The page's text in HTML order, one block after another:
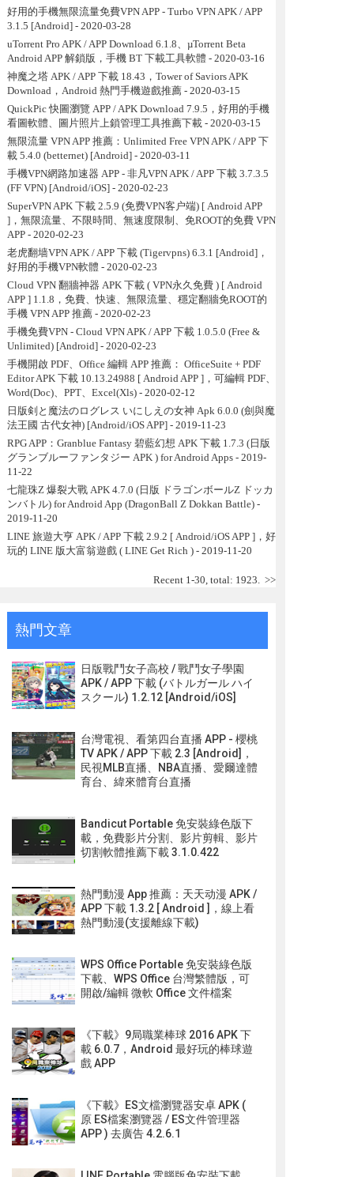
好用的手機無限流量免費VPN APP - Turbo VPN APK / APP
3.1.5 [Android]- 2020-03-28
uTorrent Pro APK / APP Download 6.1.8、µTorrent Beta
Android APP 解鎖版，手機 BT 下載工具軟體 - 2020-03-16
神魔之塔 APK / APP 下載 18.43，Tower of Saviors APK
Download，Android 熱門手機遊戲推薦- 2020-03-15
QuickPic 快圖瀏覽 APP / APK Download 7.9.5，好用的手機
看圖軟體、圖片照片上鎖管理工具推薦下載- 2020-03-15
無限流量 VPN APP 推薦：Unlimited Free VPN APK / APP 下
載 5.4.0 (betternet) [Android]- 2020-03-11
手機VPN網路加速器 APP - 非凡VPN APK / APP 下載 3.7.3.5
(FF VPN) [Android/iOS]- 2020-02-23
SuperVPN APK 下載 2.5.9 (免费VPN客户端) [ Android APP
]，無限流量、不限時間、無速度限制、免ROOT的免費 VPN
APP- 2020-02-23
老虎翻墙VPN APK / APP 下載 (Tigervpns) 6.3.1 [Android]，
好用的手機VPN軟體 - 2020-02-23
Cloud VPN 翻牆神器 APK 下載 ( VPN永久免費 ) [ Android
APP ] 1.1.8，免費、快速、無限流量、穩定翻牆免ROOT的
手機 VPN APP 推薦- 2020-02-23
手機免費VPN - Cloud VPN APK / APP 下載 1.0.5.0 (Free &
Unlimited) [Android]- 2020-02-23
手機開啟 PDF、Office 編輯 APP 推薦： OfficeSuite + PDF
Editor APK 下載 10.13.24988 [ Android APP ]，可編輯 PDF、
Word(Doc)、PPT、Excel(Xls)- 2020-02-12
日版剣と魔法のログレス いにしえの女神 Apk 6.0.0 (劍與魔
法王國 古代女神) [Android/iOS APP]- 2019-11-23
RPG APP：Granblue Fantasy 碧藍幻想 APK 下載 1.7.3 (日版
グランブルーファンタジー APK ) for Android Apps - 2019-
11-22
七龍珠Z 爆裂大戰 APK 4.7.0 (日版 ドラゴンボールZ ドッカ
ンバトル) for Android App (DragonBall Z Dokkan Battle)-
2019-11-20
LINE 旅遊大亨 APK / APP 下載 2.9.2 [ Android/iOS APP ]，好
玩的 LINE 版大富翁遊戲 ( LINE Get Rich )- 2019-11-20
Recent 1-30, total: 1923. >>
熱門文章
日版戰鬥女子高校 / 戰鬥女子學園
APK / APP 下載 (バトルガール ハイ
スクール) 1.2.12 [Android/iOS]
台灣電視、看第四台直播 APP - 櫻桃
TV APK / APP 下載 2.3 [Android]，
民視MLB直播、NBA直播、愛爾達體
育台、緯來體育台直播
Bandicut Portable 免安裝綠色版下
載，免費影片分割、影片剪輯、影片
切割軟體推薦下載 3.1.0.422
熱門動漫 App 推薦：天天动漫 APK /
APP 下載 1.3.2 [ Android ]，線上看
熱門動漫(支援離線下載)
WPS Office Portable 免安裝綠色版
下載、WPS Office 台灣繁體版，可
開啟/編輯 微軟 Office 文件檔案
《下載》9局職業棒球 2016 APK 下
載 6.0.7，Android 最好玩的棒球遊
戲 APP
《下載》ES文檔瀏覽器安卓 APK (
原 ES檔案瀏覽器 / ES文件管理器
APP ) 去廣告 4.2.6.1